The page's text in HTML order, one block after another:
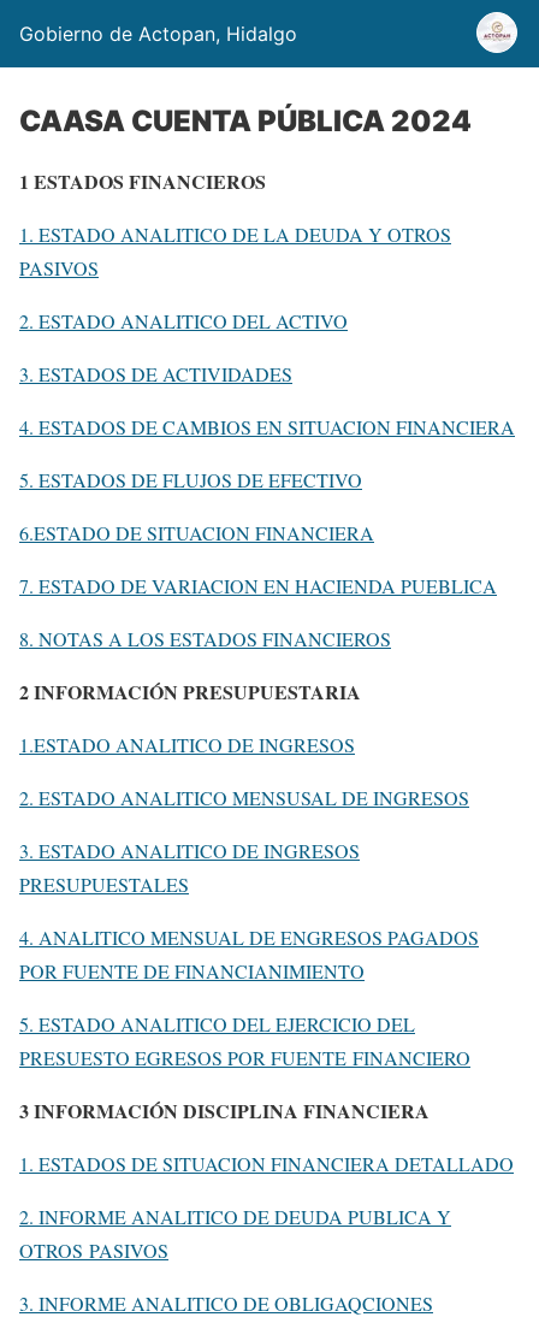
Gobierno de Actopan, Hidalgo
CAASA CUENTA PÚBLICA 2024
1 ESTADOS FINANCIEROS
1. ESTADO ANALITICO DE LA DEUDA Y OTROS
PASIVOS
2. ESTADO ANALITICO DEL ACTIVO
3. ESTADOS DE ACTIVIDADES
4. ESTADOS DE CAMBIOS EN SITUACION FINANCIERA
5. ESTADOS DE FLUJOS DE EFECTIVO
6.ESTADO DE SITUACION FINANCIERA
7. ESTADO DE VARIACION EN HACIENDA PUEBLICA
8. NOTAS A LOS ESTADOS FINANCIEROS
2 INFORMACIÓN PRESUPUESTARIA
1.ESTADO ANALITICO DE INGRESOS
2. ESTADO ANALITICO MENSUSAL DE INGRESOS
3. ESTADO ANALITICO DE INGRESOS
PRESUPUESTALES
4. ANALITICO MENSUAL DE ENGRESOS PAGADOS
POR FUENTE DE FINANCIANIMIENTO
5. ESTADO ANALITICO DEL EJERCICIO DEL
PRESUESTO EGRESOS POR FUENTE FINANCIERO
3 INFORMACIÓN DISCIPLINA FINANCIERA
1. ESTADOS DE SITUACION FINANCIERA DETALLADO
2. INFORME ANALITICO DE DEUDA PUBLICA Y
OTROS PASIVOS
3. INFORME ANALITICO DE OBLIGAQCIONES